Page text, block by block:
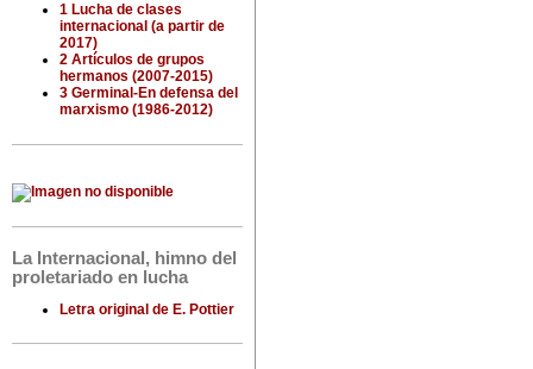
1 Lucha de clases
internacional (a partir de
2017)
2 Artículos de grupos
hermanos (2007-2015)
3 Germinal-En defensa del
marxismo (1986-2012)
La Internacional, himno del
proletariado en lucha
Letra original de E. Pottier